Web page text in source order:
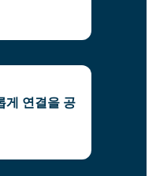
게 연결을 공